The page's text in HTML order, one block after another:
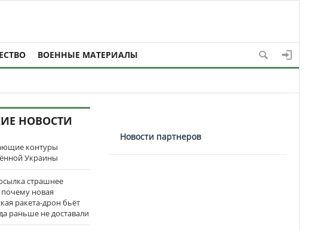
ВОЕННЫЕ МАТЕРИАЛЫ
НОВОСТИ
контуры
Украины
страшнее
новая
ракета-дрон бьёт
раньше не доставали
Новости партнеров